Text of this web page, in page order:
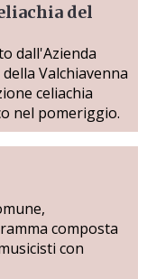
del
dall'Azienda
Valchiavenna
celiachia
nel pomeriggio.
composta
con